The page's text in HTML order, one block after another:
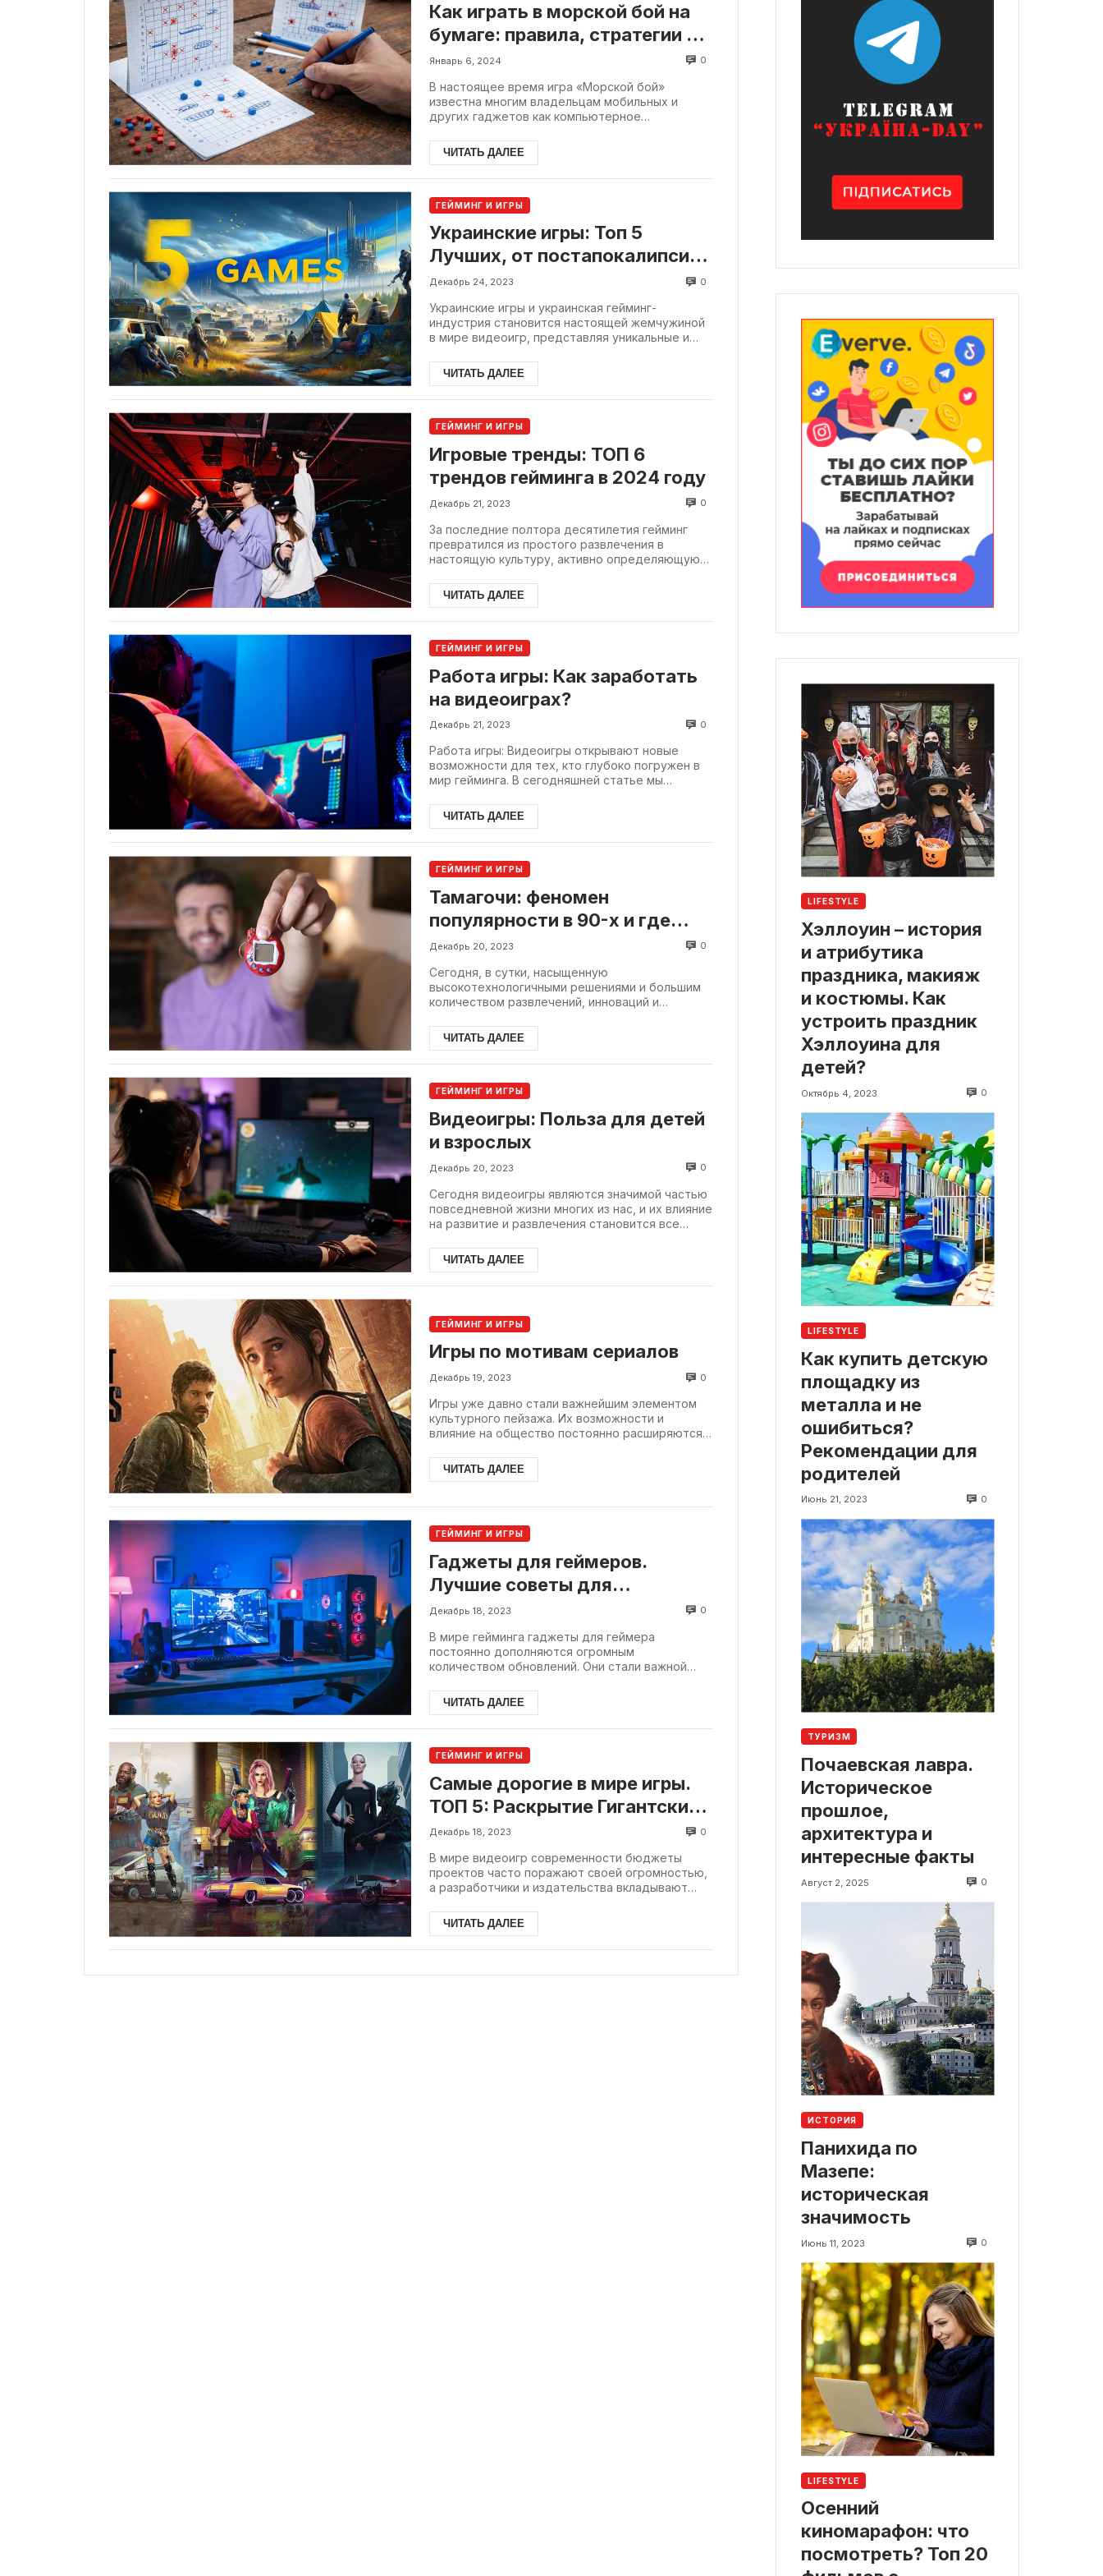
Как играть в морской бой на
бумаге: правила, стратегии и
советы
Январь 6, 2024 0
В настоящее время игра «Морской бой»
известна многим владельцам мобильных и
других гаджетов как компьютерное
одноим...
ЧИТАТЬ ДАЛЕЕ
ГЕЙМИНГ И ИГРЫ
Украинские игры: Топ 5
Лучших, от постапокалипсиса
до стратегических сражений
Декабрь 24, 2023 0
Украинские игры и украинская гейминг-
индустрия становится настоящей жемчужиной
в мире видеоигр, представляя уникальные и
ЧИТАТЬ ДАЛЕЕ
ГЕЙМИНГ И ИГРЫ
Игровые тренды: ТОП 6
трендов гейминга в 2024 году
Декабрь 21, 2023 0
За последние полтора десятилетия гейминг
превратился из простого развлечения в
настоящую культуру, активно определяющую
ЧИТАТЬ ДАЛЕЕ
ГЕЙМИНГ И ИГРЫ
Работа игры: Как заработать
на видеоиграх?
Декабрь 21, 2023 0
Работа игры: Видеоигры открывают новые
возможности для тех, кто глубоко погружен в
мир гейминга. В сегодняшней статье мы
ЧИТАТЬ ДАЛЕЕ
ГЕЙМИНГ И ИГРЫ
Тамагочи: феномен
популярности в 90-х и где
купить его сейчас
Декабрь 20, 2023 0
Сегодня, в сутки, насыщенную
высокотехнологичными решениями и большим
количеством развлечений, инноваций и
популярности т...
ЧИТАТЬ ДАЛЕЕ
ГЕЙМИНГ И ИГРЫ
Видеоигры: Польза для детей
и взрослых
Декабрь 20, 2023 0
Сегодня видеоигры являются значимой частью
повседневной жизни многих из нас, и их влияние
на развитие и развлечения становится все
ЧИТАТЬ ДАЛЕЕ
ГЕЙМИНГ И ИГРЫ
Игры по мотивам сериалов
Декабрь 19, 2023 0
Игры уже давно стали важнейшим элементом
культурного пейзажа. Их возможности и
влияние на общество постоянно расширяются.
ЧИТАТЬ ДАЛЕЕ
ГЕЙМИНГ И ИГРЫ
Гаджеты для геймеров.
Лучшие советы для
комфортного гейминга
Декабрь 18, 2023 0
В мире гейминга гаджеты для геймера
постоянно дополняются огромным
количеством обновлений. Они стали важной
ЧИТАТЬ ДАЛЕЕ
ГЕЙМИНГ И ИГРЫ
Самые дорогие в мире игры.
ТОП 5: Раскрытие Гигантских
Бюджетов в Индустрии
Видеоигр
Декабрь 18, 2023 0
В мире видеоигр современности бюджеты
проектов часто поражают своей огромностью,
а разработчики и издательства вкладывают
ЧИТАТЬ ДАЛЕЕ
LIFESTYLE
Хэллоуин – история
и атрибутика
праздника, макияж
и костюмы. Как
устроить праздник
Хэллоуина для
детей?
Октябрь 4, 2023 0
LIFESTYLE
Как купить детскую
площадку из
металла и не
ошибиться?
Рекомендации для
родителей
Июнь 21, 2023 0
ТУРИЗМ
Почаевская лавра.
Историческое
прошлое,
архитектура и
интересные факты
Август 2, 2025 0
ИСТОРИЯ
Панихида по
Мазепе:
историческая
значимость
Июнь 11, 2023 0
LIFESTYLE
Осенний
киномарафон: что
посмотреть? Топ 20